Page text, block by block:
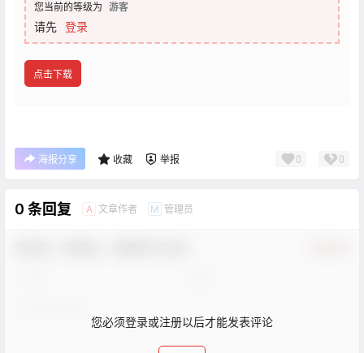
您当前的等级为 游客
请先 登录
点击下载
海报分享 收藏 举报 0 0
0 条回复 A 文章作者 M 管理员
您必须登录或注册以后才能发表评论